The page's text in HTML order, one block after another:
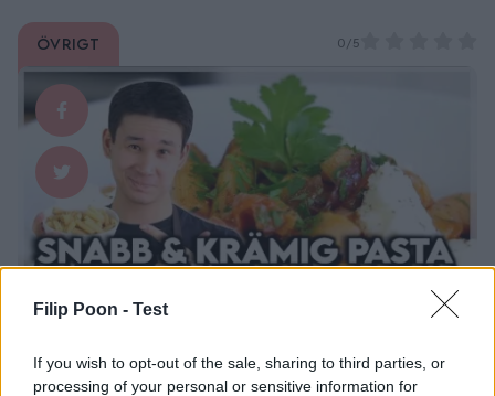
Filip Poon - Test
If you wish to opt-out of the sale, sharing to third parties, or
processing of your personal or sensitive information for
Övrigt 0/5
Halloj Spiskrigare! ”Reklam för @pärsons.se” Mer information